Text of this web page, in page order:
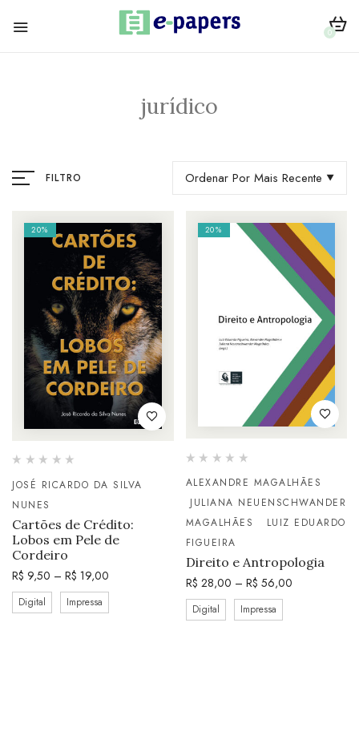
0
jurídico
FILTRO Ordenar Por Mais Recente
20%
JOSÉ RICARDO DA SILVA
NUNES
Cartões de Crédito:
Lobos em Pele de
Cordeiro
R$ 9,50 – R$ 19,00
Digital Impressa
20%
ALEXANDRE MAGALHÃES
JULIANA NEUENSCHWANDER
MAGALHÃES
LUIZ EDUARDO
FIGUEIRA
Direito e Antropologia
R$ 28,00 – R$ 56,00
Digital Impressa